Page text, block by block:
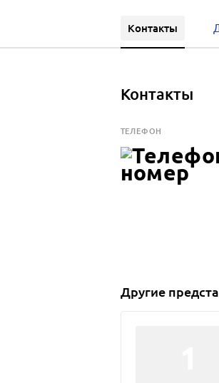
Контакты
Контакты
ТЕЛЕФОН
Другие